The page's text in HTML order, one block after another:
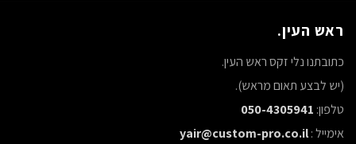
ראש העין.
כתובתנו נלי זקס ראש העין.
(יש לבצע תאום מראש).
טלפון: 050-4305941
אימייל :yair@custom-pro.co.il